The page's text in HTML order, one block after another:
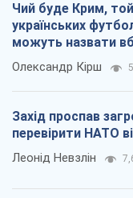
Чий буде Крим,
українських
можуть назвати
Олександр Кірш
Захід проспав
перевірити НАТО
Леонід Невзлін